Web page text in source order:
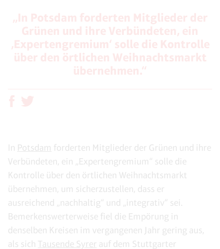
In Potsdam forderten Mitglieder der Grünen und ihre
Verbündeten, ein „Expertengremium“ solle die
Kontrolle über den örtlichen Weihnachtsmarkt
übernehmen, um sicherzustellen, dass er
ausreichend „nachhaltig“ und „integrativ“ sei.
Bemerkenswerterweise fiel die Empörung in
denselben Kreisen im vergangenen Jahr gering aus,
als sich Tausende Syrer auf dem Stuttgarter